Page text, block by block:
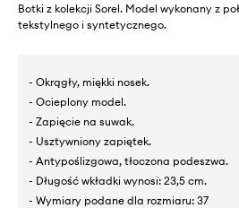
Botki z kolekcji Sorel. Model wykonany z
tekstylnego i syntetycznego.
- Okrągły, miękki nosek.
- Ocieplony model.
- Zapięcie na suwak.
- Usztywniony zapiętek.
- Antypoślizgowa, tłoczona podeszwa.
- Długość wkładki wynosi: 23,5 cm.
- Wymiary podane dla rozmiaru: 37